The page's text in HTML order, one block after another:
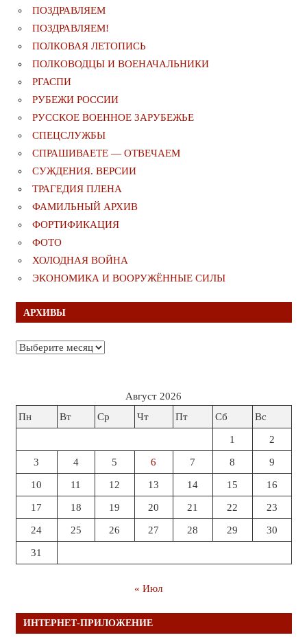
ПОЗДРАВЛЯЕМ
ПОЗДРАВЛЯЕМ!
ПОЛКОВАЯ ЛЕТОПИСЬ
ПОЛКОВОДЦЫ И ВОЕНАЧАЛЬНИКИ
РГАСПИ
РУБЕЖИ РОССИИ
РУССКОЕ ВОЕННОЕ ЗАРУБЕЖЬЕ
СПЕЦСЛУЖБЫ
СПРАШИВАЕТЕ — ОТВЕЧАЕМ
СУЖДЕНИЯ. ВЕРСИИ
ТРАГЕДИЯ ПЛЕНА
ФАМИЛЬНЫЙ АРХИВ
ФОРТИФИКАЦИЯ
ФОТО
ХОЛОДНАЯ ВОЙНА
ЭКОНОМИКА И ВООРУЖЁННЫЕ СИЛЫ
АРХИВЫ
Архивы
Август 2026
Пн
Вт Ср Чт Пт Сб Вс
1 2
3 4 5 6 7 8 9
10 11 12 13 14 15 16
17 18 19 20 21 22 23
24 25 26 27 28 29 30
31
« Июл
ИНТЕРНЕТ-ПРИЛОЖЕНИЕ